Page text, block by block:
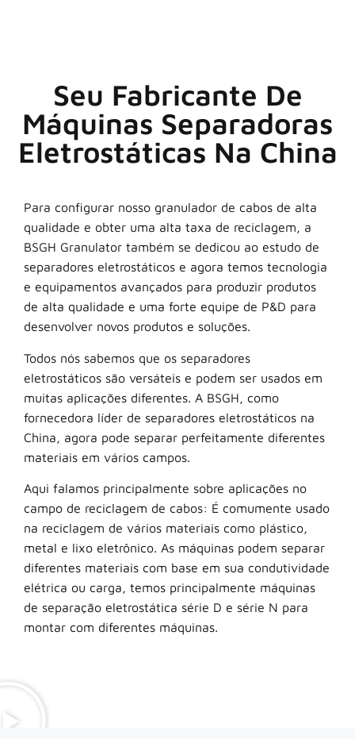
Seu Fabricante De
Máquinas Separadoras
Eletrostáticas Na China
Para configurar nosso granulador de cabos de alta
qualidade e obter uma alta taxa de reciclagem, a
BSGH Granulator também se dedicou ao estudo de
separadores eletrostáticos e agora temos tecnologia
e equipamentos avançados para produzir produtos
de alta qualidade e uma forte equipe de P&D para
desenvolver novos produtos e soluções.
Todos nós sabemos que os separadores
eletrostáticos são versáteis e podem ser usados em
muitas aplicações diferentes. A BSGH, como
fornecedora líder de separadores eletrostáticos na
China, agora pode separar perfeitamente diferentes
materiais em vários campos.
Aqui falamos principalmente sobre aplicações no
campo de reciclagem de cabos: É comumente usado
na reciclagem de vários materiais como plástico,
metal e lixo eletrônico. As máquinas podem separar
diferentes materiais com base em sua condutividade
elétrica ou carga, temos principalmente máquinas
de separação eletrostática série D e série N para
montar com diferentes máquinas.